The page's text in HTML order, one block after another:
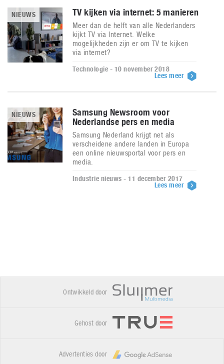
NIEUWS TV kijken via internet: 5 manieren
Meer dan de helft van alle Nederlanders
kijkt TV via Internet. Welke
mogelijkheden zijn er om TV te kijken
via internet?
Technologie - 10 november 2018
Lees meer
NIEUWS
Samsung Newsroom voor
Nederlandse pers en media
Samsung Nederland krijgt net als
verscheidene andere landen in Europa
een online nieuwsportal voor pers en
media.
Industrie nieuws - 11 december 2017
Lees meer
Ontwikkeld door
Gehost door
Advertenties door